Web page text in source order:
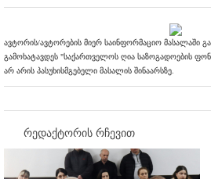
ავტორის/ავტორების მიერ საინფორმაციო მასალაში
გამოხატავდეს "საქართველოს ღია საზოგადოების
არ არის პასუხისმგებელი მასალის შინაარსზე.
რედაქტორის რჩევით